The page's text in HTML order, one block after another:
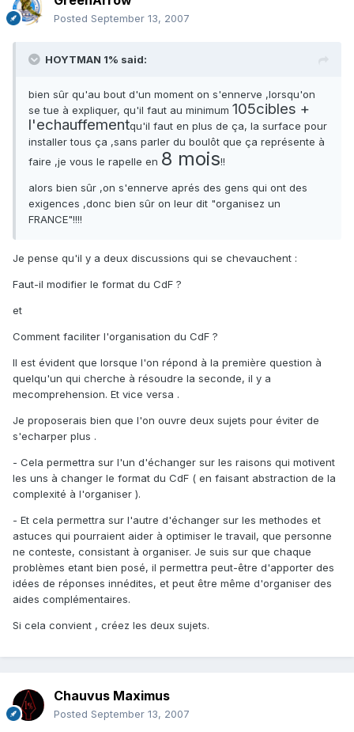
Posted September 13, 2007
HOYTMAN 1% said:
bien sûr qu'au bout d'un moment on s'ennerve ,lorsqu'on
se tue à expliquer, qu'il faut au minimum 105cibles +
l'echauffementqu'il faut en plus de ça, la surface pour
installer tous ça ,sans parler du boulôt que ça représente à
faire ,je vous le rapelle en 8 mois!!
alors bien sûr ,on s'ennerve aprés des gens qui ont des
exigences ,donc bien sûr on leur dit "organisez un
FRANCE"!!!!
Je pense qu'il y a deux discussions qui se chevauchent :
Faut-il modifier le format du CdF ?
et
Comment faciliter l'organisation du CdF ?
Il est évident que lorsque l'on répond à la première question à
quelqu'un qui cherche à résoudre la seconde, il y a
mecomprehension. Et vice versa .
Je proposerais bien que l'on ouvre deux sujets pour éviter de
s'echarper plus .
- Cela permettra sur l'un d'échanger sur les raisons qui motivent
les uns à changer le format du CdF ( en faisant abstraction de la
complexité à l'organiser ).
- Et cela permettra sur l'autre d'échanger sur les methodes et
astuces qui pourraient aider à optimiser le travail, que personne
ne conteste, consistant à organiser. Je suis sur que chaque
problèmes etant bien posé, il permettra peut-être d'apporter des
idées de réponses innédites, et peut être même d'organiser des
aides complémentaires.
Si cela convient , créez les deux sujets.
Chauvus Maximus
Posted September 13, 2007